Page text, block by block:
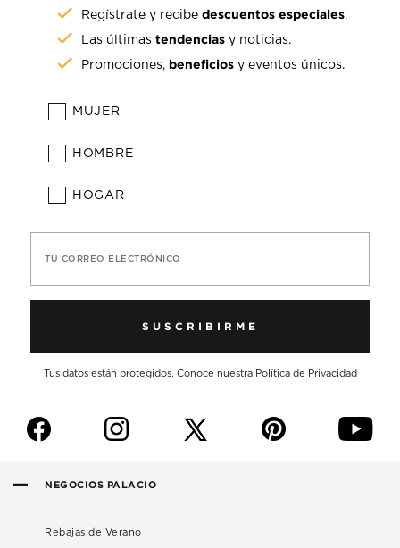
Regístrate y recibedescuentos especiales.
Las últimastendencias y noticias.
Promociones, beneficios y eventos únicos.
MUJER
HOMBRE
HOGAR
TU CORREO ELECTRÓNICO
SUSCRIBIRME
Tus datos están protegidos. Conoce nuestra Política de Privacidad
f i p y
NEGOCIOS PALACIO
Rebajas de Verano